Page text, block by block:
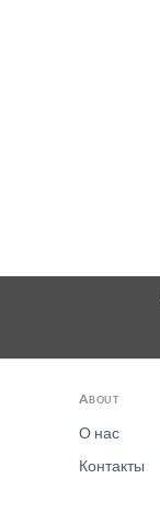
About
О нас
Контакты